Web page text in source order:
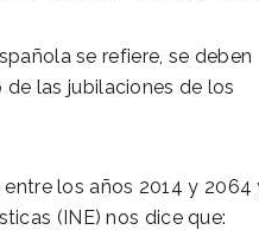
se refiere, se deben
las jubilaciones de los
los años 2014 y 2064
(INE) nos dice que: